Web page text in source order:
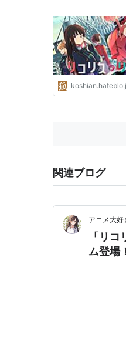
関連ブログ
アニメ大好
「リ
ム登場！